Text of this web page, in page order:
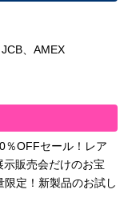
、AMEX
OFFセール！レア
販売会だけのお宝
定！新製品のお試し